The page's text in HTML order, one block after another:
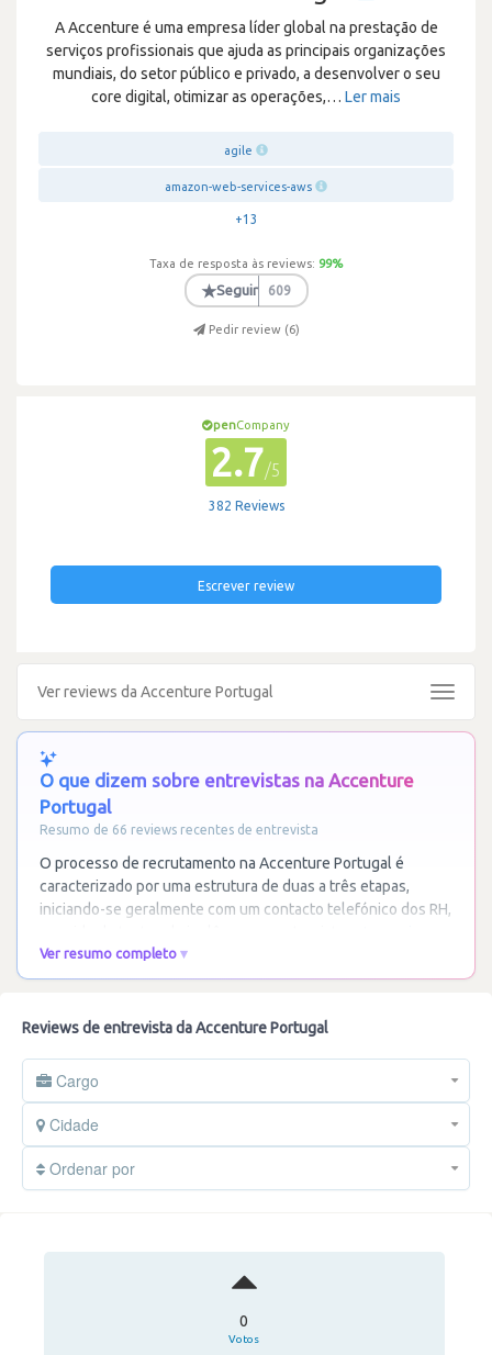
A Accenture é uma empresa líder global na prestação de
serviços profissionais que ajuda as principais organizações
mundiais, do setor público e privado, a desenvolver o seu
core digital, otimizar as operações,… Ler mais
agile
amazon-web-services-aws
+13
Taxa de resposta às reviews: 99%
★Seguir 609
Pedir review (6)
penCompany
2.7/5
382 Reviews
Escrever review
Ver reviews da Accenture Portugal
Toggle
O que dizem sobre entrevistas na Accenture
Portugal
Resumo de 66 reviews recentes de entrevista
O processo de recrutamento na Accenture Portugal é
caracterizado por uma estrutura de duas a três etapas,
iniciando-se geralmente com um contacto telefónico dos RH,
Ver resumo completo
Reviews de entrevista da Accenture Portugal
Cargo
Cidade
Ordenar por
0
Votos